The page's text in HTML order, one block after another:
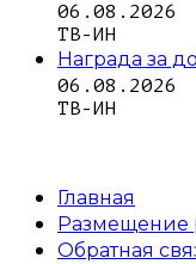
06.08.2026
ТВ-ИН
Награда за
06.08.2026
ТВ-ИН
Главная
Размещение
Обратная